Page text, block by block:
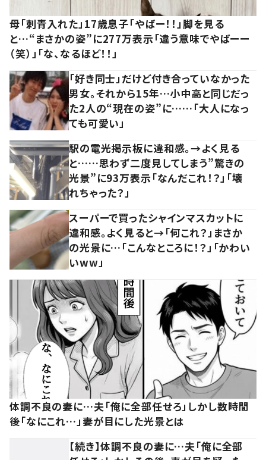
母「刺青入れた」17歳息子「やばー！！」脚を見る
と…“まさかの姿”に277万表示「違う意味でやばーー
（笑）」「な、なるほど！！」
「好き同士」だけど付き合っていなかった
男女。それから15年…小中高と同じだっ
た2人の“現在の姿”に……「大人になっ
ても可愛い」
駅の電光掲示板に違和感。→よく見る
と……思わず二度見してしまう”驚きの
光景”に93万表示「なんだこれ！？」「壊
れちゃった？」
スーパーで買ったシャインマスカットに
違和感。よく見ると→「何これ？」まさか
の光景に…「こんなところに！？」「かわい
いww」
体調不良の妻に…夫「俺に全部任せろ」しかし数時間
後「なにこれ…」妻が目にした光景とは
【続き】体調不良の妻に…夫「俺に全部